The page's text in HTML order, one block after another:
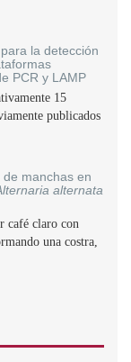
la detección
PCR y LAMP
15
publicados
manchas en
alternata
café claro con
una costra,